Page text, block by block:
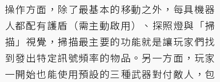
操作方面，除了最基本的移動之外，每具機器
人都配有護盾（需主動啟用）、探照燈與「掃
描」視覺，掃描最主要的功能就是讓玩家們找
到發出特定訊號頻率的物品。另一方面，玩家
一開始也能使用預設的三種武器對付敵人，包